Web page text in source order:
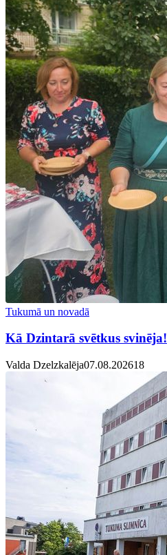
Tukumā un novadā
Kā Dzintarā svētkus svinēja!
Valda Dzelzkalēja07.08.202618